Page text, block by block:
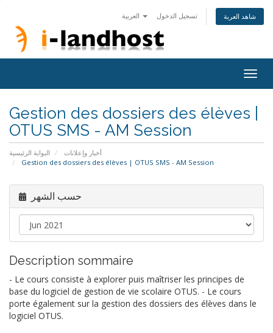
تسجيل الدخول شاهد العربة
Gestion des dossiers des élèves |
OTUS SMS - AM Session
البوابة الرئيسية
أخبار وإعلانات
Gestion des dossiers des élèves | OTUS SMS - AM Session
حسب الشهر
Description sommaire
- Le cours consiste à explorer puis maîtriser les principes de
base du logiciel de gestion de vie scolaire OTUS. - Le cours
porte également sur la gestion des dossiers des élèves dans le
logiciel OTUS.